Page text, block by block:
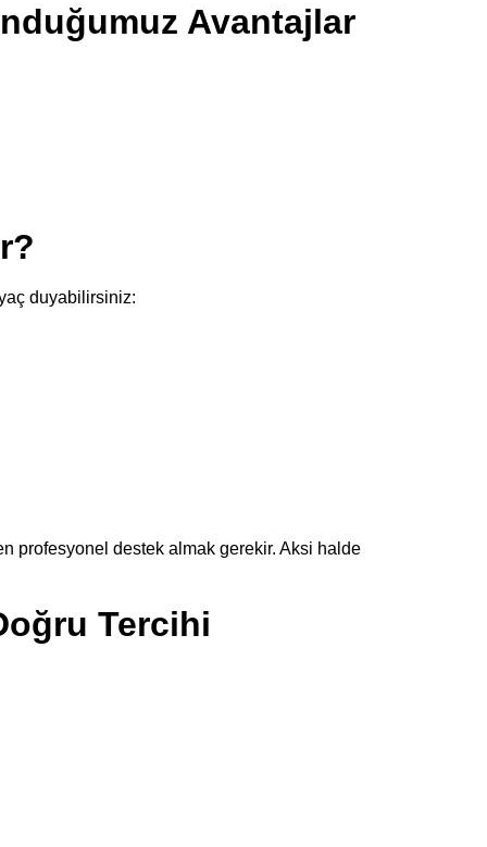
Avantajlar
duyabilirsiniz:
profesyonel destek almak gerekir. Aksi halde
Tercihi